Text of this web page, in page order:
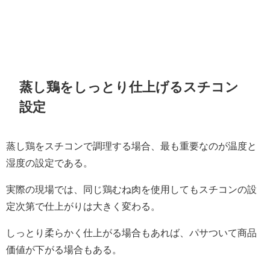
蒸し鶏をしっとり仕上げるスチコン
設定
蒸し鶏をスチコンで調理する場合、最も重要なのが温度と
湿度の設定である。
実際の現場では、同じ鶏むね肉を使用してもスチコンの設
定次第で仕上がりは大きく変わる。
しっとり柔らかく仕上がる場合もあれば、パサついて商品
価値が下がる場合もある。